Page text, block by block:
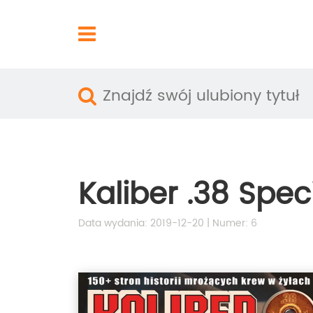
Kaliber .38
Data wydania: 2019-12-20 | Numer: 6